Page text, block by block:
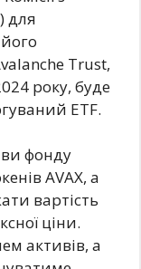
для
Trust,
року, буде
ETF.
фонду
AVAX, а
вартість
ціни.
активів, а